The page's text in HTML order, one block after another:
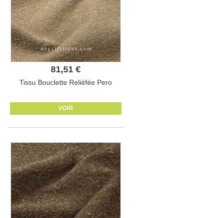
81,51 €
Tissu Bouclette Reliéfée Pero
VOIR